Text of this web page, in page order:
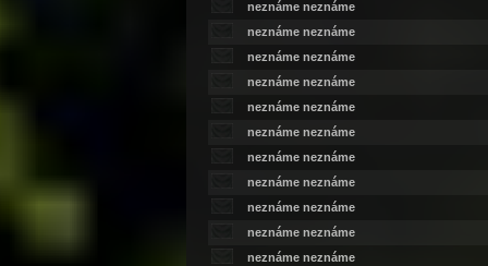
neznáme neznáme
neznáme neznáme
neznáme neznáme
neznáme neznáme
neznáme neznáme
neznáme neznáme
neznáme neznáme
neznáme neznáme
neznáme neznáme
neznáme neznáme
neznáme neznáme